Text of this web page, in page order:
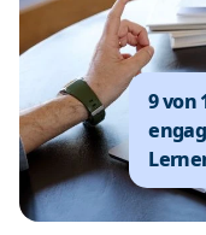
9 von